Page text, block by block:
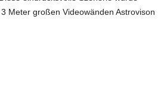
Meter großen Videowänden Astrovison